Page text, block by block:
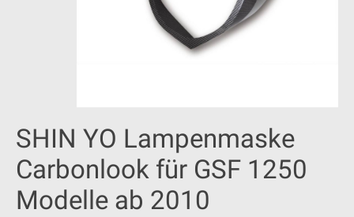
SHIN YO Lampenmaske
Carbonlook für GSF 1250
Modelle ab 2010